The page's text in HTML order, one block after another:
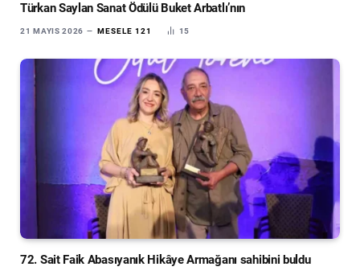
Türkan Saylan Sanat Ödülü Buket Arbatlı’nın
21 MAYIS 2026 MESELE 121 15
72. Sait Faik Abasıyanık Hikâye Armağanı sahibini buldu